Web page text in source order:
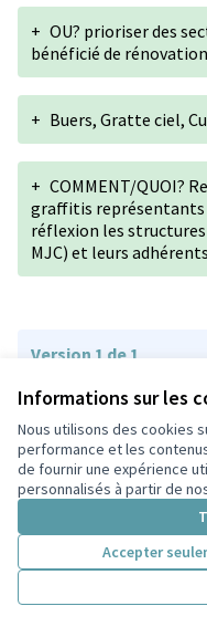
Informations sur les
Nous utilisons des cookies
performance et les
de fournir une expérience
personnalisés à partir de
Accepter
+ OU? prioriser des
bénéficié de
+ Buers, Gratte ciel,
+ COMMENT/QUOI?
graffitis représentants
réflexion les
MJC) et leurs
Version 1 de 1
Conditions d'utilisation
Paramètres des cookies
Participez Villeurbanne sur X
(Lien externe)
Participez Villeurbanne
ParticipezParticipez
(Lien externe)
Site réalisé grâce aulogiciel